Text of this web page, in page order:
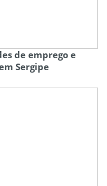
de emprego e
Sergipe